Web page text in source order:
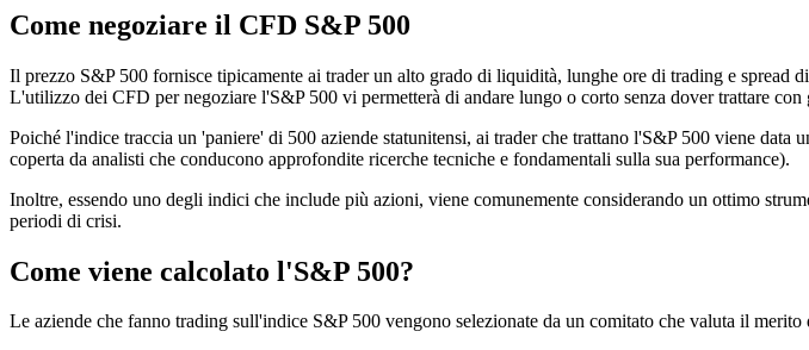
Come negoziare il CFD S&P 500
Il prezzo S&P 500 fornisce tipicamente ai trader un alto grado di liquidità, lunghe ore di trading e
L'utilizzo dei CFD per negoziare l'S&P 500 vi permetterà di andare lungo o corto senza dover trattare
Poiché l'indice traccia un 'paniere' di 500 aziende statunitensi, ai trader che trattano l'S&P 500 viene data
coperta da analisti che conducono approfondite ricerche tecniche e fondamentali sulla sua performance).
Inoltre, essendo uno degli indici che include più azioni, viene comunemente considerando un ottimo
periodi di crisi.
Come viene calcolato l'S&P 500?
Le aziende che fanno trading sull'indice S&P 500 vengono selezionate da un comitato che valuta il